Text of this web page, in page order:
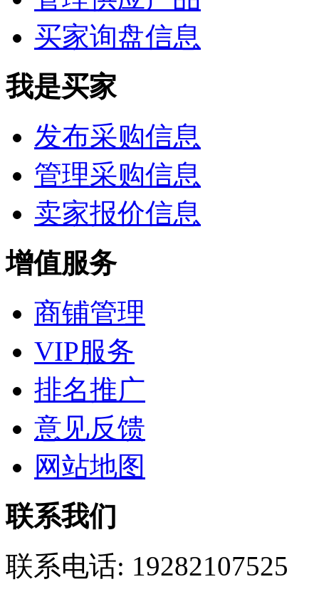
买家询盘信息
我是买家
发布采购信息
管理采购信息
卖家报价信息
增值服务
商铺管理
VIP服务
排名推广
意见反馈
网站地图
联系我们
联系电话: 19282107525